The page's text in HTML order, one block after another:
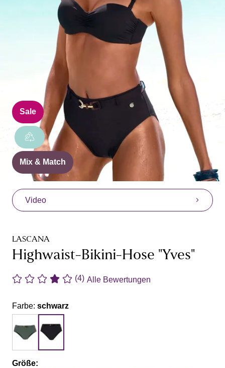
Video
Sale
Mix & Match
LASCANA
Highwaist-Bikini-Hose "Yves"
(4) Alle Bewertungen
Farbe: schwarz
Größe: